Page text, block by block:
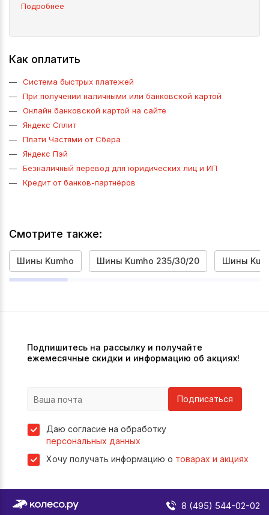
Подробнее
Как оплатить
Система быстрых платежей
При получении наличными или банковской картой
Онлайн банковской картой на сайте
Яндекс Сплит
Плати Частями от Сбера
Яндекс Пэй
Безналичный перевод для юридических лиц и ИП
Кредит от банков-партнёров
Смотрите также:
Шины Kumho Шины Kumho 235/30/20 Шины
Подпишитесь на рассылку и получайте
ежемесячные скидки и информацию об акциях!
Подписаться
Даю согласие на обработку
персональных данных
Хочу получать информацию о товарах и акциях
8 (495) 544-02-02